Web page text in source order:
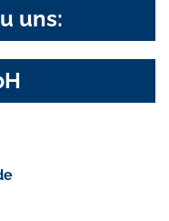
uns: